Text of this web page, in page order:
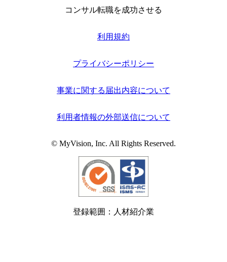
コンサル転職を成功させる
利用規約
プライバシーポリシー
事業に関する届出内容について
利用者情報の外部送信について
© MyVision, Inc. All Rights Reserved.
登録範囲：人材紹介業